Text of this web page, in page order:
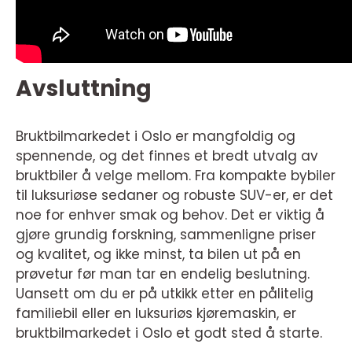
Avsluttning
Bruktbilmarkedet i Oslo er mangfoldig og
spennende, og det finnes et bredt utvalg av
bruktbiler å velge mellom. Fra kompakte bybiler
til luksuriøse sedaner og robuste SUV-er, er det
noe for enhver smak og behov. Det er viktig å
gjøre grundig forskning, sammenligne priser
og kvalitet, og ikke minst, ta bilen ut på en
prøvetur før man tar en endelig beslutning.
Uansett om du er på utkikk etter en pålitelig
familiebil eller en luksuriøs kjøremaskin, er
bruktbilmarkedet i Oslo et godt sted å starte.